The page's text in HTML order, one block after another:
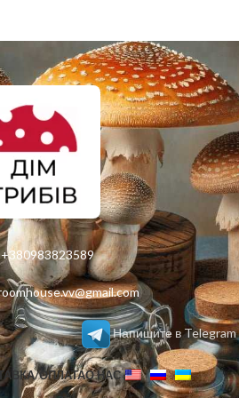
+380983823589
Напишите в Telegram
ОПЛАТАО НАС